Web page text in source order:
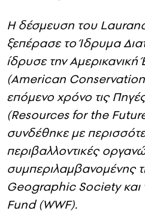
δεκαετίας του 1970.
Η δέσμευση του
ξεπέρασε το Ίδρυμα
ίδρυσε την
(American Conservation
επόμενο χρόνο τις
(Resources for the
συνδέθηκε με
περιβαλλοντικές
συμπεριλαμβανομένης